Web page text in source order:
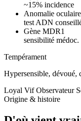
~15% incidence
Anomalie
test ADN
Gène MDR1
sensibilité médoc.
Tempérament
Hypersensible, dévoué,
Loyal Vif Observateur
Origine & histoire